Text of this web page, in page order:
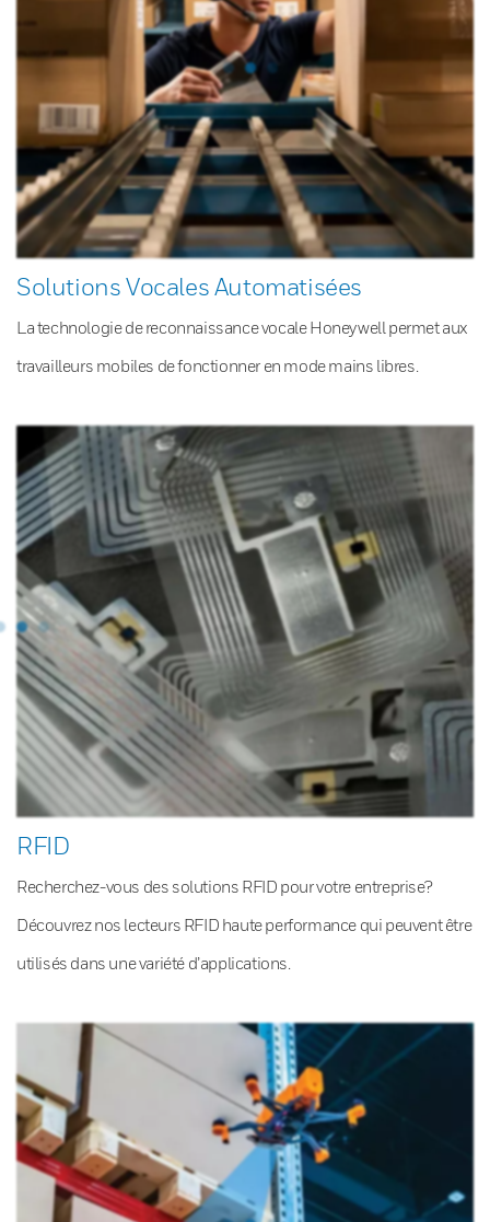
Solutions Vocales Automatisées
La technologie de reconnaissance vocale Honeywell permet aux
travailleurs mobiles de fonctionner en mode mains libres.
RFID
Recherchez-vous des solutions RFID pour votre entreprise?
Découvrez nos lecteurs RFID haute performance qui peuvent être
utilisés dans une variété d’applications.